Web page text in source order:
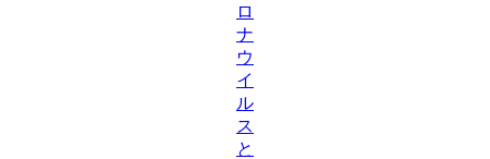
ロ
ナ
ウ
イ
ル
ス
と